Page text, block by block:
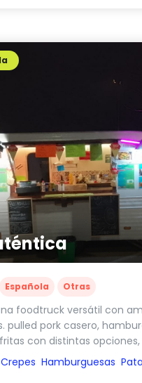
Española Otras
foodtruck versátil con
pulled pork casero,
con distintas opciones,
Crepes Hamburguesas